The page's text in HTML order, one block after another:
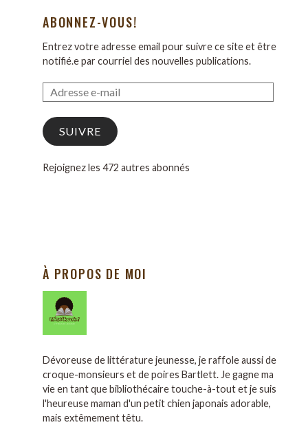
ABONNEZ-VOUS!
Entrez votre adresse email pour suivre ce site et être
notifié.e par courriel des nouvelles publications.
SUIVRE
Rejoignez les 472 autres abonnés
À PROPOS DE MOI
Dévoreuse de littérature jeunesse, je raffole aussi de
croque-monsieurs et de poires Bartlett. Je gagne ma
vie en tant que bibliothécaire touche-à-tout et je suis
l'heureuse maman d'un petit chien japonais adorable,
mais extêmement têtu.